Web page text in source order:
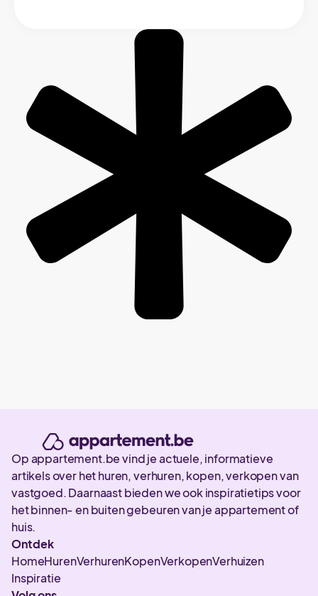
Op appartement.be vind je actuele, informatieve
artikels over het huren, verhuren, kopen, verkopen van
vastgoed. Daarnaast bieden we ook inspiratietips voor
het binnen- en buiten gebeuren van je appartement of
huis.
Ontdek
HomeHurenVerhurenKopenVerkopenVerhuizen
Inspiratie